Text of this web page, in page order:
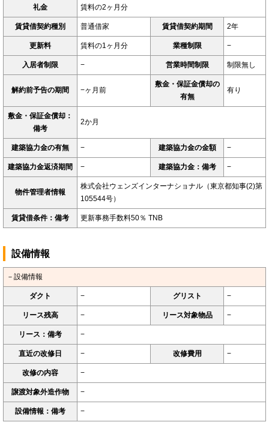
礼金 賃料の2ヶ月分
賃貸借契約種別 普通借家 賃貸借契約期間 2年
更新料 賃料の1ヶ月分 業種制限 −
入居者制限 − 営業時間制限 制限無し
解約前予告の期間 −ヶ月前
敷金・保証金償却の
有無
有り
敷金・保証金償却：
備考
2か月
建築協力金の有無 − 建築協力金の金額 −
建築協力金返済期間 − 建築協力金：備考 −
物件管理者情報
株式会社ウェンズインターナショナル（東京都知事(2)第
105544号）
賃貸借条件：備考 更新事務手数料50％ TNB
設備情報
－設備情報
ダクト − グリスト −
リース残高 − リース対象物品 −
リース：備考 −
直近の改修日 − 改修費用 −
改修の内容 −
譲渡対象外造作物 −
設備情報：備考 −